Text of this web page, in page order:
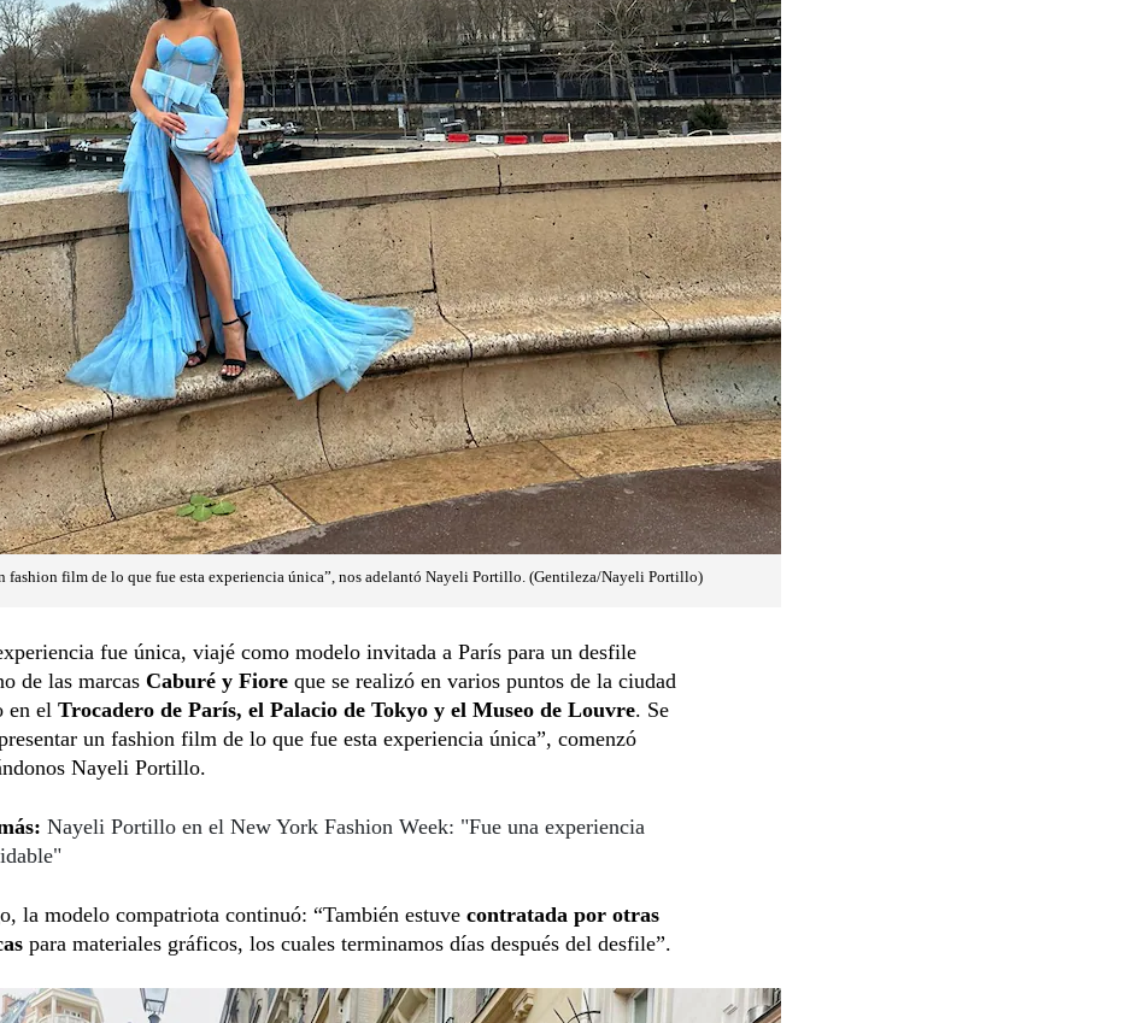
fashion film de lo que fue esta experiencia única”, nos adelantó Nayeli Portillo. (Gentileza/Nayeli Portillo)
fue única, viajé como modelo invitada a París para un desfile
de las marcas Caburé y Fiore que se realizó en varios puntos de la ciudad
en el Trocadero de París, el Palacio de Tokyo y el Museo de Louvre. Se
un fashion film de lo que fue esta experiencia única”, comenzó
Nayeli Portillo.
Nayeli Portillo en el New York Fashion Week: "Fue una experiencia
la modelo compatriota continuó: “También estuve contratada por otras
para materiales gráficos, los cuales terminamos días después del desfile”.